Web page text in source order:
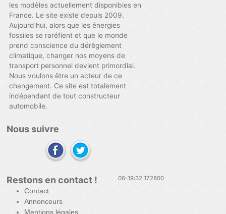
les modèles actuellement disponibles en
France. Le site existe depuis 2009.
Aujourd'hui, alors que les énergies
fossiles se raréfient et que le monde
prend conscience du dérêglement
climatique, changer nos moyens de
transport personnel devient primordial.
Nous voulons être un acteur de ce
changement. Ce site est totalement
indépendant de tout constructeur
automobile.
Nous suivre
Restons en contact !
Contact
Annonceurs
Mentions légales
06-19:32 172800